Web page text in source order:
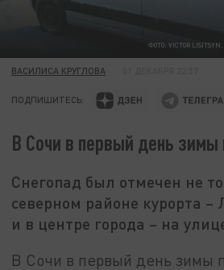
ФОТО: VICTOR
ВАСИЛИСА КРУГЛОВА
ПОДПИШИТЕСЬ:
В Сочи в первый день зимы
Снегопад был отмечен не
северном районе курорта –
и в центре города – на
В Сочи в первый день зимы